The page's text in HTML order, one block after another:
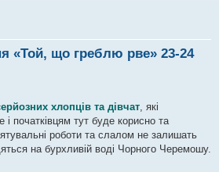
«Той, що греблю рве» 23-24
хлопців та дівчат, які
і початківцям тут буде корисно та
роботи та слалом не залишать
на бурхливій воді Чорного Черемошу.